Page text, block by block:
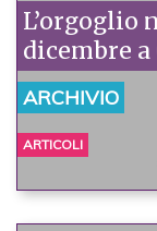
L’orgoglio
dicembre
ARCHIVIO
ARTICOLI